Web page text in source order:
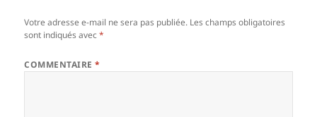
Votre adresse e-mail ne sera pas publiée. Les champs obligatoires
sont indiqués avec*
COMMENTAIRE*